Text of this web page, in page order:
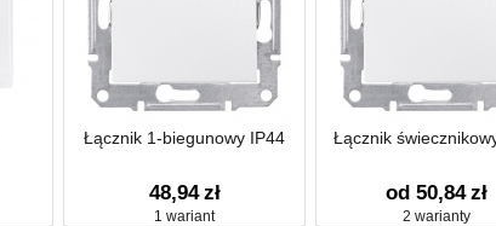
Łącznik 1-biegunowy IP44
48,94 zł
1 wariant
Łącznik
od 50,84 zł
2 warianty